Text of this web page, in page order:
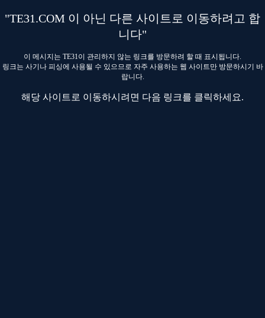
"TE31.COM 이 아닌 다른 사이트로 이동하려고 합
니다"
이 메시지는 TE31이 관리하지 않는 링크를 방문하려 할 때 표시됩니다.
링크는 사기나 피싱에 사용될 수 있으므로 자주 사용하는 웹 사이트만 방문하시기 바
랍니다.
해당 사이트로 이동하시려면 다음 링크를 클릭하세요.